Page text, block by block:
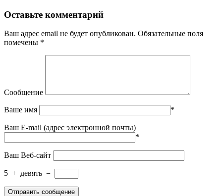
Оставьте комментарий
Ваш адрес email не будет опубликован. Обязательные поля
помечены *
Сообщение
Ваше имя *
Ваш E-mail (адрес электронной почты)
*
Ваш Веб-сайт
5 + девять =